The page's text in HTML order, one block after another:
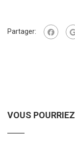
Partager:
VOUS